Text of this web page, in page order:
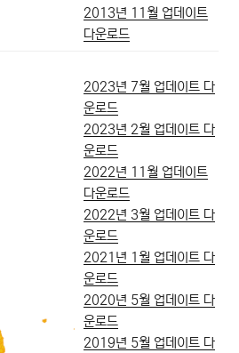
2013년 11월 업데이트
다운로드
2023년 7월 업데이트 다
운로드
2023년 2월 업데이트 다
운로드
2022년 11월 업데이트
다운로드
2022년 3월 업데이트 다
운로드
2021년 1월 업데이트 다
운로드
2020년 5월 업데이트 다
운로드
2019년 5월 업데이트 다